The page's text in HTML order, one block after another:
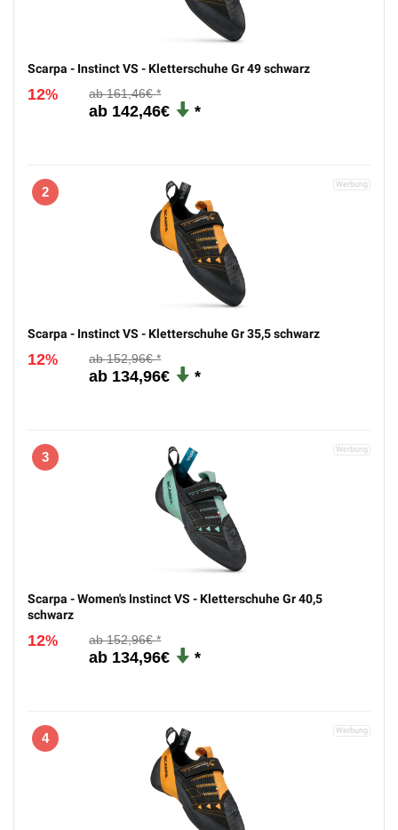
Scarpa - Instinct VS - Kletterschuhe Gr 49 schwarz
12% 161,46€
142,46€
2
Scarpa - Instinct VS - Kletterschuhe Gr 35,5 schwarz
12% 152,96€
134,96€
3
Scarpa - Women's Instinct VS - Kletterschuhe Gr 40,5
schwarz
12% 152,96€
134,96€
4